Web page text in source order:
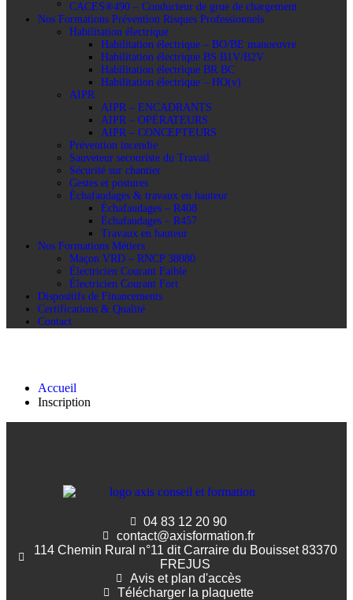
CACES®490 – Conducteur de grue de chargement
Nos Formations Prévention Risques Professionnels
Habilitation électrique
Habilitation électrique – BO/BE manoeuvre
Habilitation électrique BS B1V/B2V
Habilitation électrique BR BC
Habilitation électrique – HO(v)
AIPR
AIPR – ENCADRANTS
AIPR – OPÉRATEURS
AIPR – CONCEPTEURS
Prévention incendie
Sauveteur secouriste du Travail
Sécurité sur chantier
Gestes et postures
Échafaudages & travaux en hauteur
Échafaudages – R408
Échafaudages – R457
Travaux en hauteur
Nos Formations Métiers
Maçon VRD – RNCP 38080
Électricien Courant Faible
Électricien Courant Fort
Dispositifs de Financements
Certifications & Qualité
Contact
Accueil
Inscription
04 83 12 20 90
contact@axisformation.fr
114 Chemin Rural n°11 dit Carraire du Bouisset 83370
FREJUS
Avis et plan d'accès
Télécharger la plaquette